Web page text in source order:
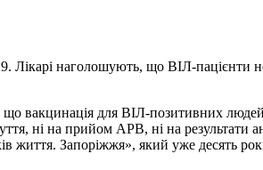
Лікарі наголошують, що ВІЛ-пацієнти
вакцинація для ВІЛ-позитивних
ні на прийом АРВ, ні на результати
життя. Запоріжжя», який уже десять